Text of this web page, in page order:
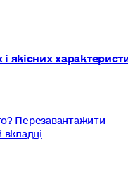
якісних
Перезавантажити